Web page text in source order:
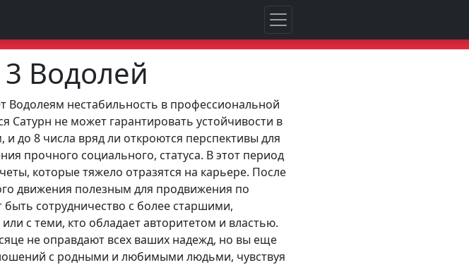
Водолей
Водолеям нестабильность в профессиональной
Сатурн не может гарантировать устойчивости в
до 8 числа вряд ли откроются перспективы для
прочного социального, статуса. В этот период
которые тяжело отразятся на карьере. После
движения полезным для продвижения по
сотрудничество с более старшими,
с теми, кто обладает авторитетом и властью.
не оправдают всех ваших надежд, но вы еще
с родными и любимыми людьми, чувствуя